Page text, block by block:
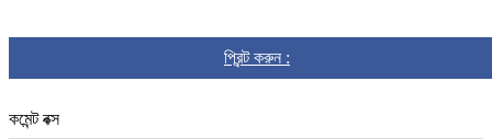
প্রিন্ট করুন :
কমেন্ট বক্স